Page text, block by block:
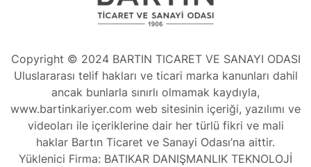
Copyright © 2024 BARTIN TICARET VE SANAYI ODASI
Uluslararası telif hakları ve ticari marka kanunları dahil
ancak bunlarla sınırlı olmamak kaydıyla,
www.bartinkariyer.com web sitesinin içeriği, yazılımı ve
videoları ile içeriklerine dair her türlü fikri ve mali
haklar Bartın Ticaret ve Sanayi Odası’na aittir.
Yüklenici Firma: BATIKAR DANIŞMANLIK TEKNOLOJİ